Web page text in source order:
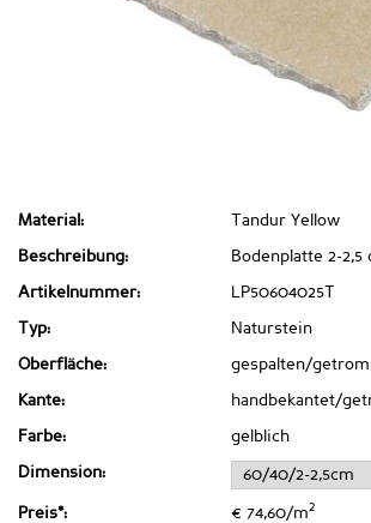
Material: Tandur Yellow
Beschreibung: Bodenplatte 2-2,5
Artikelnummer: LP50604025T
Typ: Naturstein
Oberfläche: gespalten/
Kante: handbekantet/
Farbe: gelblich
Dimension:
Preis*: € 74,60/m2